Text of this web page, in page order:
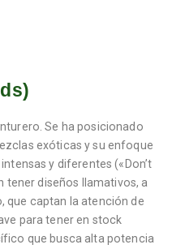
Se ha posicionado
exóticas y su enfoque
y diferentes («Don’t
tener diseños llamativos, a
que captan la atención de
para tener en stock
que busca alta potencia